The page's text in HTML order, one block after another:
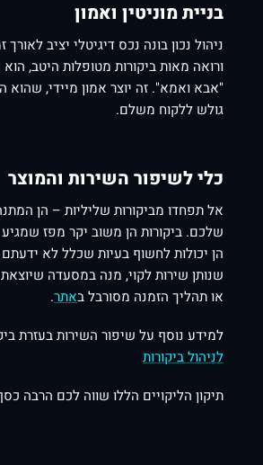
בניית מוניטין ואמון
ניהול נכון בונה נכס דיגיטלי יציב
ורואה מאות ביקורות מטופלות היטב,
"אבא ואמא". זה יוצר אמון מיידי,
גולש ללקוח משלם.
כלי לשיפור השירות והמוצר
אל תפחדו מביקורות שליליות – הן
שלכם. ביקורות הן משוב יקר מפז
הן יכולות לחשוף בעיות שכלל לא ידעתם
שנותן שירות לקוי, מנה במסעדה
או תהליך הזמנה מסורבל באתר.
למידע נוסף על שיפור השירות בעזרת
לניהול ביקורות
תיקון הליקויים הללו שווה לכם הרבה